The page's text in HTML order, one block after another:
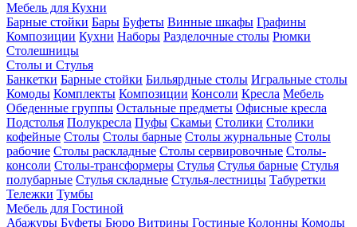
Мебель для Кухни
Барные стойки Бары Буфеты Винные шкафы Графины
Композиции Кухни Наборы Разделочные столы Рюмки
Столешницы
Столы и Стулья
Банкетки Барные стойки Бильярдные столы Игральные столы
Комоды Комплекты Композиции Консоли Кресла Мебель
Обеденные группы Остальные предметы Офисные кресла
Подстолья Полукресла Пуфы Скамьи Столики Столики
кофейные Столы Столы барные Столы журнальные Столы
рабочие Столы раскладные Столы сервировочные Столы-
консоли Столы-трансформеры Стулья Стулья барные Стулья
полубарные Стулья складные Стулья-лестницы Табуретки
Тележки Тумбы
Мебель для Гостиной
Абажуры Буфеты Бюро Витрины Гостиные Колонны Комоды